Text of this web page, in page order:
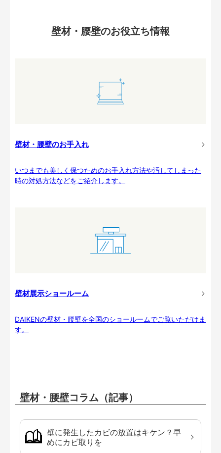
壁材・腰壁のお役立ち情報
壁材・腰壁のお手入れ
いつまでも美しく保つためのお手入れ方法や汚してしまった
時の対処方法などをご紹介します。
壁材展示ショールーム
DAIKENの壁材・腰壁を全国のショールームでご覧いただけま
す。
壁材・腰壁コラム（記事）
壁に発生したカビの放置はキケン？早
めにカビ取りを